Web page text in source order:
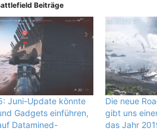
Beiträge
Juni-Update könnte
Gadgets einführen,
Datamined-
Die neue
gibt uns
das Jahr